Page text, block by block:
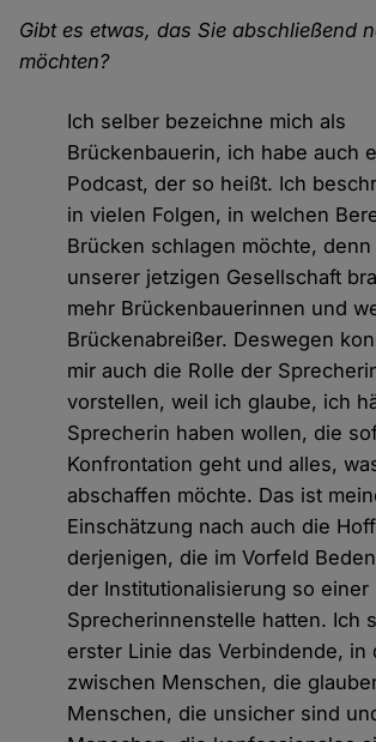
Gibt es etwas, das Sie abschließend
möchten?
Ich selber bezeichne mich als
Brückenbauerin, ich habe auch
Podcast, der so heißt. Ich
in vielen Folgen, in welchen
Brücken schlagen möchte, denn
unserer jetzigen Gesellschaft
mehr Brückenbauerinnen und
Brückenabreißer. Deswegen
mir auch die Rolle der
vorstellen, weil ich glaube, ich
Sprecherin haben wollen, die
Konfrontation geht und alles,
abschaffen möchte. Das ist
Einschätzung nach auch die
derjenigen, die im Vorfeld
der Institutionalisierung so einer
Sprecherinnenstelle hatten. Ich
erster Linie das Verbindende, in
zwischen Menschen, die
Menschen, die unsicher sind